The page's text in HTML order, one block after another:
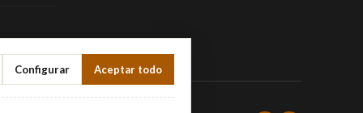
Configurar Aceptar todo